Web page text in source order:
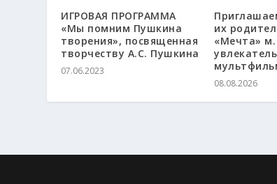
ИГРОВАЯ ПРОГРАММА
«Мы помним Пушкина
творения», посвященная
творчеству А.С. Пушкина
07.06.2023
их
«Мечта»
08.08.2026